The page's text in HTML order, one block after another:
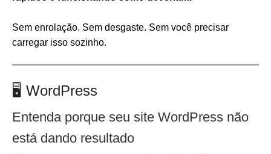
Sem enrolação. Sem desgaste. Sem você precisar
carregar isso sozinho.
🖥️ WordPress
Entenda porque seu site WordPress não
está dando resultado